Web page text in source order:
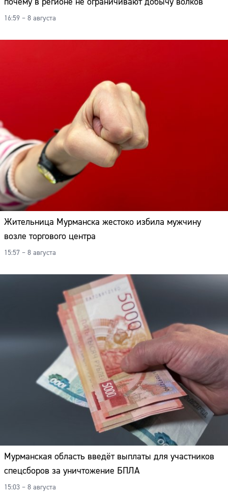
16:59 – 8 августа
Жительница Мурманска жестоко избила мужчину
возле торгового центра
15:57 – 8 августа
Мурманская область введёт выплаты для участников
спецсборов за уничтожение БПЛА
15:03 – 8 августа